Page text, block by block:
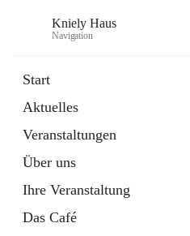
Kniely Haus
Navigation
Start
Aktuelles
Veranstaltungen
Über uns
Ihre Veranstaltung
Das Café
Externe Webseite
in
Tab
Ö-Ticket
Externe Webseite
öffnet
in
neuem
Tab